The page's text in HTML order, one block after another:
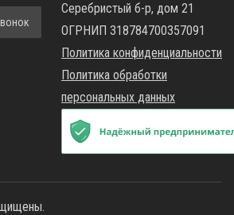
Серебристый б-р, дом 21
ОГРНИП 318784700357091
Политика конфиденциальности
Политика обработки
персональных данных